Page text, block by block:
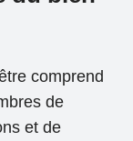
comprend
de
et de